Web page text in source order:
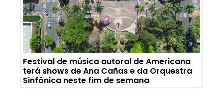
Festival de música autoral de Americana
terá shows de Ana Cañas e da Orquestra
Sinfônica neste fim de semana